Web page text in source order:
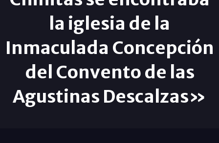
la iglesia de la
Inmaculada Concepción
del Convento de las
Agustinas Descalzas»